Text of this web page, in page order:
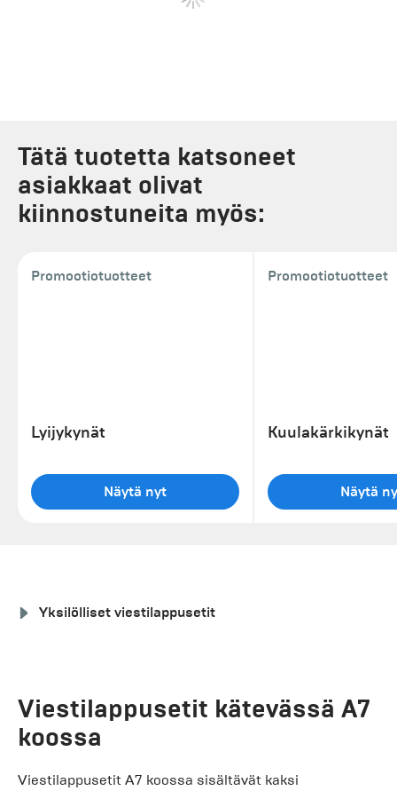
Tätä tuotetta katsoneet
asiakkaat olivat
kiinnostuneita myös:
Promootiotuotteet
Lyijykynät
Näytä nyt
Promootiotuotteet
Kuulakärkikynät
Näytä
Yksilölliset viestilappusetit
Viestilappusetit kätevässä A7
koossa
Viestilappusetit A7 koossa sisältävät kaksi